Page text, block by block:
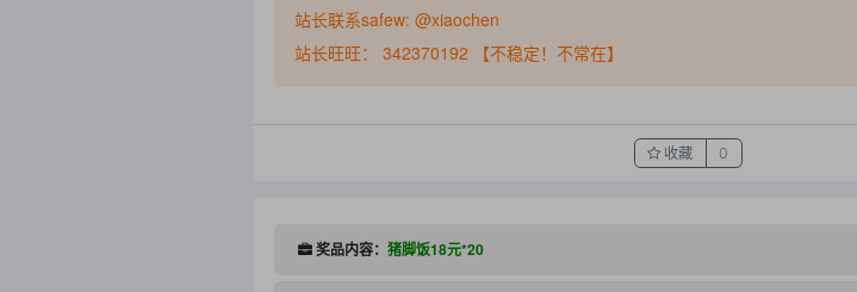
站长联系safew: @xiaochen
站长旺旺： 342370192 【不稳定！不常在】
收藏 0
奖品内容： 猪脚饭18元*20